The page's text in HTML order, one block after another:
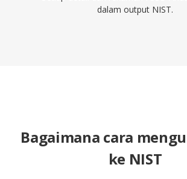
dalam output NIST.
Bagaimana cara
ke NIST